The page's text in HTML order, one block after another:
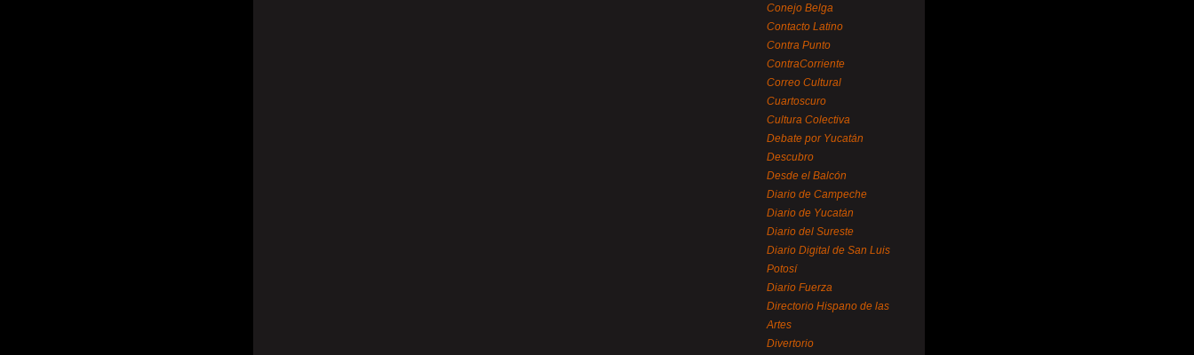
Conejo Belga
Contacto Latino
Contra Punto
ContraCorriente
Correo Cultural
Cuartoscuro
Cultura Colectiva
Debate por Yucatán
Descubro
Desde el Balcón
Diario de Campeche
Diario de Yucatán
Diario del Sureste
Diario Digital de San Luis
Potosí
Diario Fuerza
Directorio Hispano de las
Artes
Divertorio